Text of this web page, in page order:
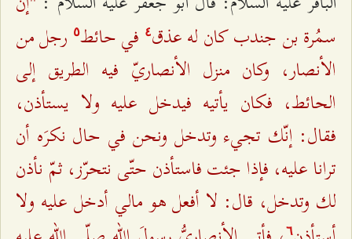
سمُرة بن جندب كان له عذق٤ في حائط٥ رجل من
الأنصار، وكان منزل الأنصاريّ فيه الطريق إلى
الحائط، فكان يأتيه فيدخل عليه ولا يستأذن،
فقال: إنّك تجيء وتدخل ونحن في حال نكرَه أن
ترانا عليه، فإذا جئت فاستأذن حتّى نتحرّز، ثمّ نأذن
لك وتدخل، قال: لا أفعل هو مالي أدخل عليه ولا
٦